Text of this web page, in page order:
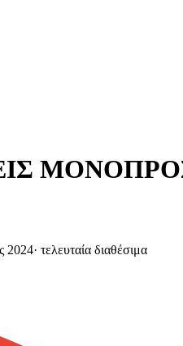
2024· τελευταία διαθέσιμα